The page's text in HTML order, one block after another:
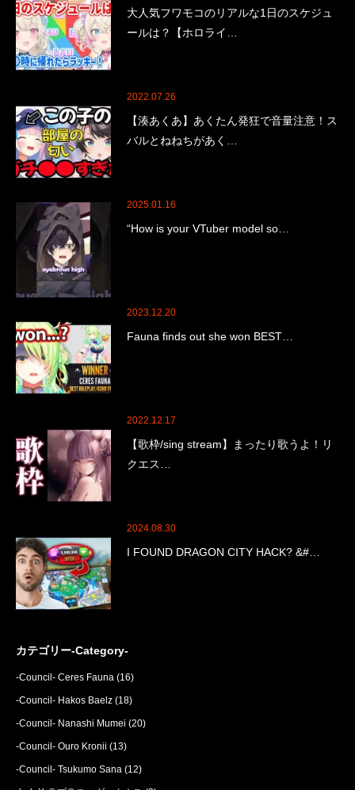
大人気フワモコのリアルな1日のスケジュ
ールは？【ホロライ…
2022.07.26
【湊あくあ】あくたん発狂で音量注意！ス
バルとねねちがあく…
2025.01.16
“How is your VTuber model so…
2023.12.20
Fauna finds out she won BEST…
2022.12.17
【歌枠/sing stream】まったり歌うよ！リ
クエス…
2024.08.30
I FOUND DRAGON CITY HACK? &#…
カテゴリー-Category-
-Council- Ceres Fauna (16)
-Council- Hakos Baelz (18)
-Council- Nanashi Mumei (20)
-Council- Ouro Kronii (13)
-Council- Tsukumo Sana (12)